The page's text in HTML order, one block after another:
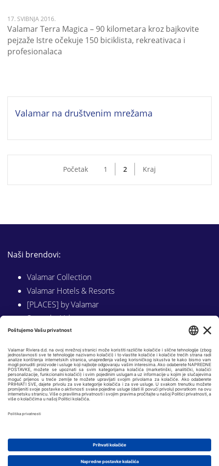
17. SVIBNJA 2016.
Valamar Terra Magica – 90 kilometara kroz bajkovite
pejzaže Istre očekuje 150 biciklista, rekreativaca i
profesionalaca
Valamar na društvenim mrežama
Početak 1 2 Kraj
Naši brendovi:
Valamar Collection
Valamar Hotels & Resorts
[PLACES] by Valamar
Sunny by Valamar
Valamar Camping
Istraži na Valamar.com
Slijedite nas na: